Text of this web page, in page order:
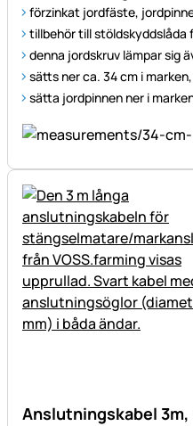
förzinkat jordfäste,
tillbehör till stöldskyddslåda
denna jordskruv lämpar sig
sätts ner ca. 34 cm i
sätta jordpinnen ner i
Anslutningskabel